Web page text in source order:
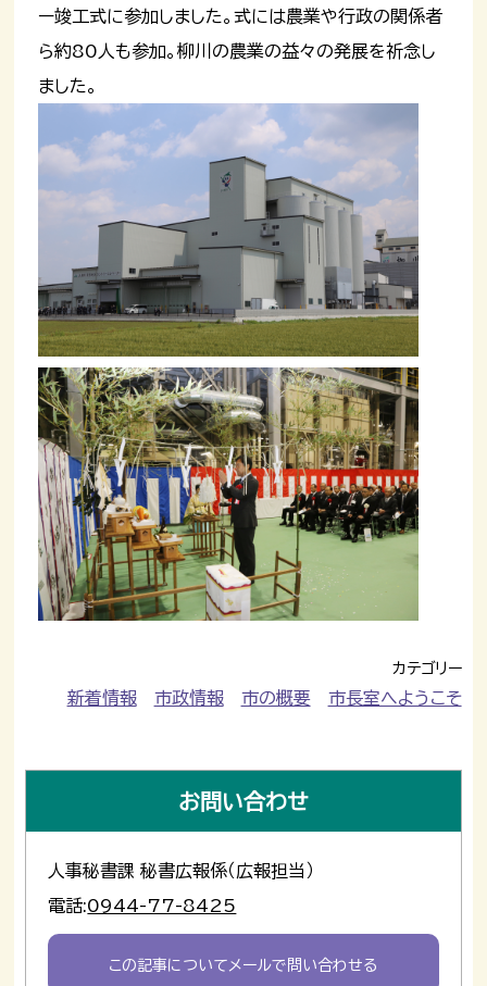
ー竣工式に参加しました。式には農業や行政の関係者
ら約80人も参加。柳川の農業の益々の発展を祈念し
ました。
カテゴリー
新着情報 市政情報 市の概要 市長室へようこそ
お問い合わせ
人事秘書課 秘書広報係（広報担当）
電話:0944-77-8425
この記事についてメールで問い合わせる